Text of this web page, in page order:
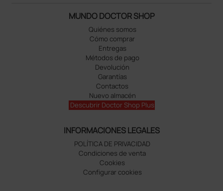
MUNDO DOCTOR SHOP
Quiénes somos
Cómo comprar
Entregas
Métodos de pago
Devolución
Garantías
Contactos
Nuevo almacén
Descubrir Doctor Shop Plus
INFORMACIONES LEGALES
POLÍTICA DE PRIVACIDAD
Condiciones de venta
Cookies
Configurar cookies